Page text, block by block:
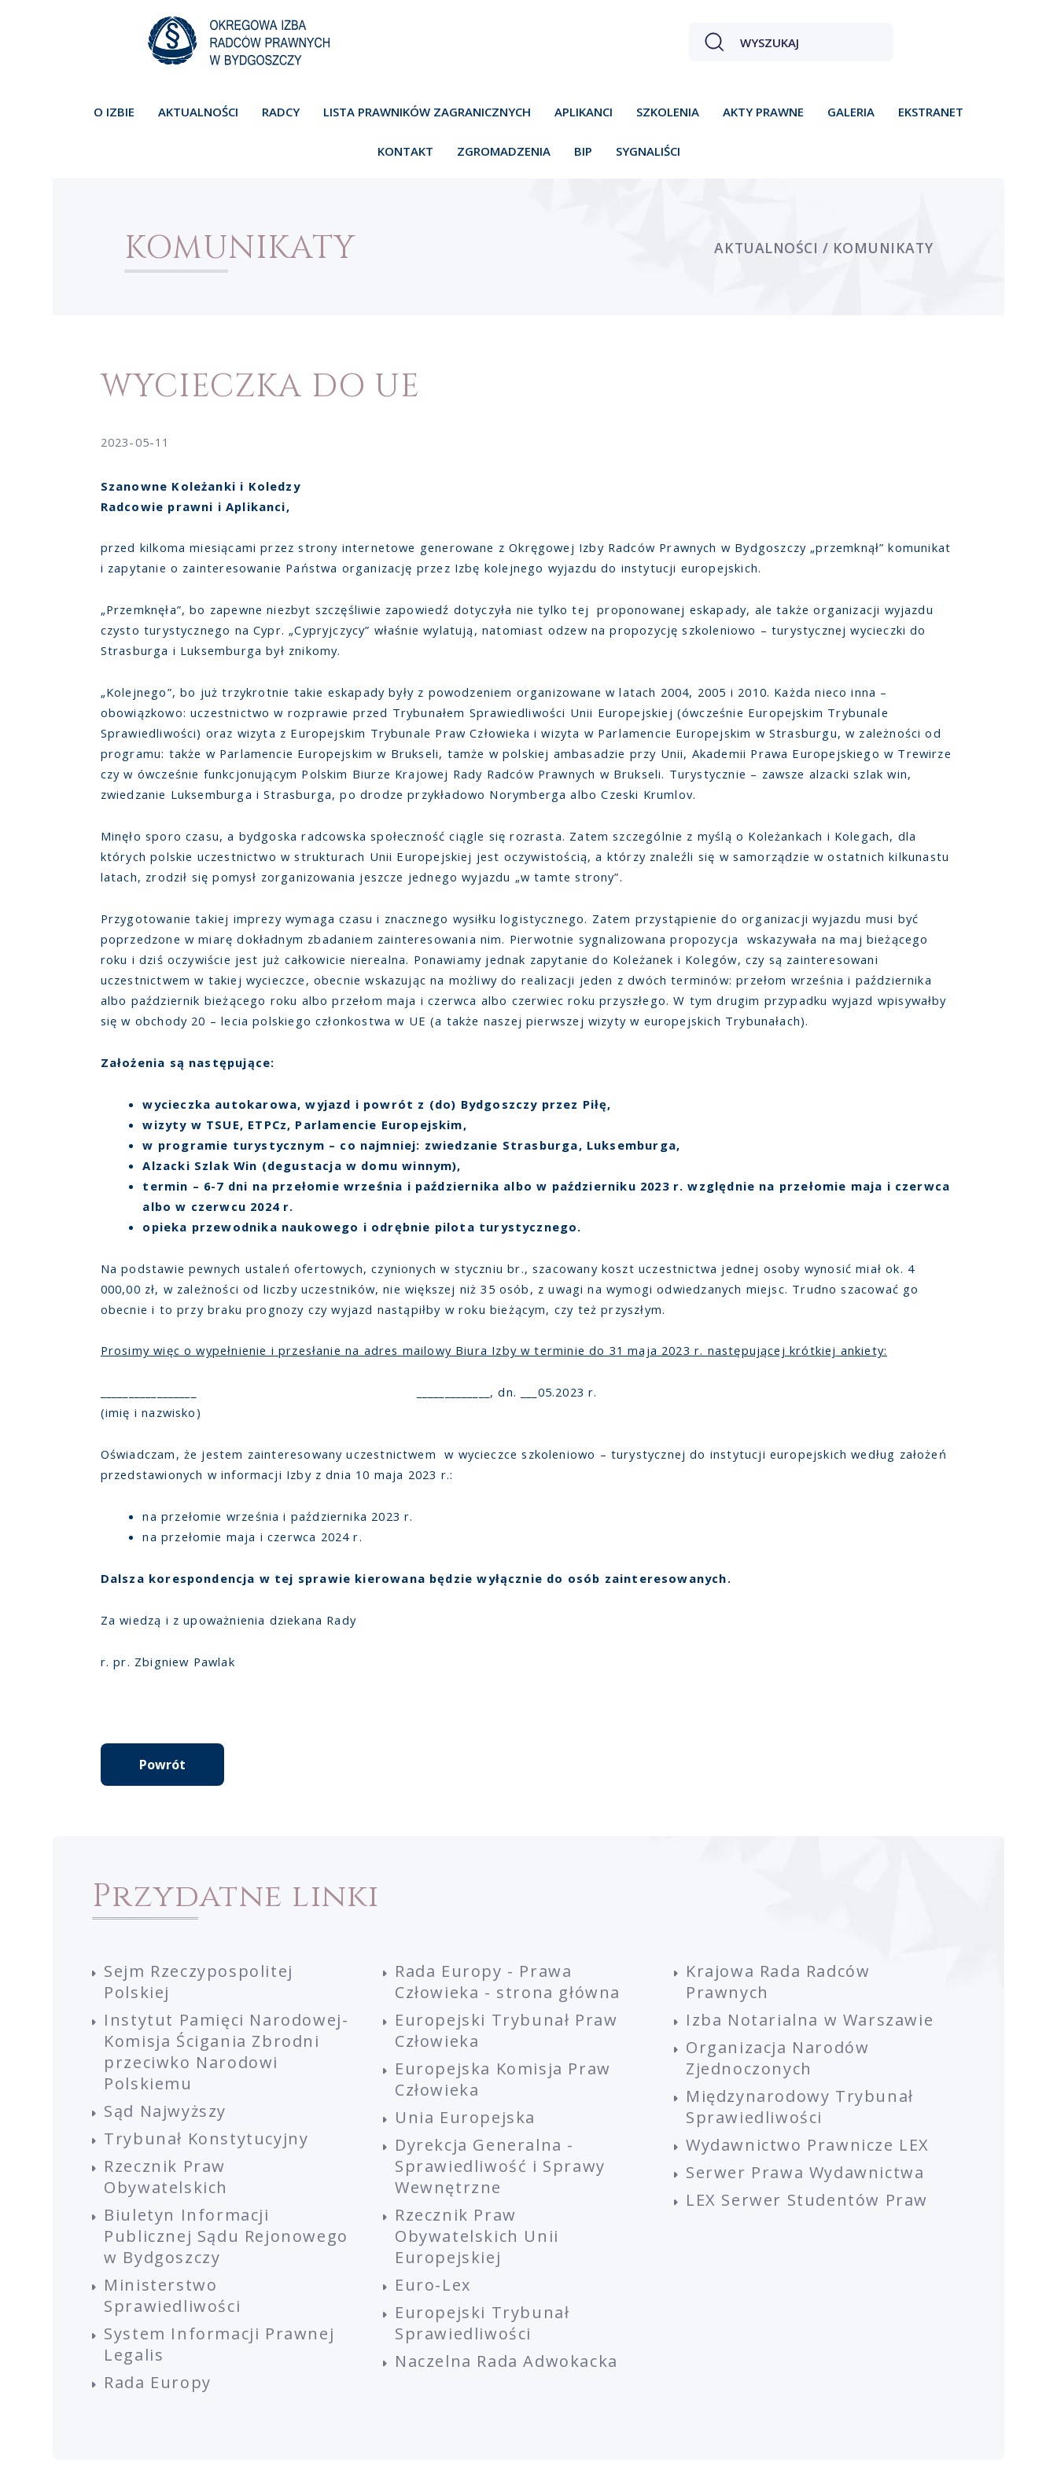
O IZBIE AKTUALNOŚCI RADCY LISTA PRAWNIKÓW ZAGRANICZNYCH APLIKANCI SZKOLENIA AKTY PRAWNE GALERIA EKSTRANET
KONTAKT ZGROMADZENIA BIP SYGNALIŚCI
KOMUNIKATY AKTUALNOŚCI / KOMUNIKATY
WYCIECZKA DO UE
2023-05-11
Szanowne Koleżanki i Koledzy
Radcowie prawni i Aplikanci,
przed kilkoma miesiącami przez strony internetowe generowane z Okręgowej Izby Radców Prawnych w Bydgoszczy „przemknął” komunikat
i zapytanie o zainteresowanie Państwa organizację przez Izbę kolejnego wyjazdu do instytucji europejskich.
„Przemknęła”, bo zapewne niezbyt szczęśliwie zapowiedź dotyczyła nie tylko tej proponowanej eskapady, ale także organizacji wyjazdu
czysto turystycznego na Cypr. „Cypryjczycy” właśnie wylatują, natomiast odzew na propozycję szkoleniowo – turystycznej wycieczki do
Strasburga i Luksemburga był znikomy.
„Kolejnego”, bo już trzykrotnie takie eskapady były z powodzeniem organizowane w latach 2004, 2005 i 2010. Każda nieco inna –
obowiązkowo: uczestnictwo w rozprawie przed Trybunałem Sprawiedliwości Unii Europejskiej (ówcześnie Europejskim Trybunale
Sprawiedliwości) oraz wizyta z Europejskim Trybunale Praw Człowieka i wizyta w Parlamencie Europejskim w Strasburgu, w zależności od
programu: także w Parlamencie Europejskim w Brukseli, tamże w polskiej ambasadzie przy Unii, Akademii Prawa Europejskiego w Trewirze
czy w ówcześnie funkcjonującym Polskim Biurze Krajowej Rady Radców Prawnych w Brukseli. Turystycznie – zawsze alzacki szlak win,
zwiedzanie Luksemburga i Strasburga, po drodze przykładowo Norymberga albo Czeski Krumlov.
Minęło sporo czasu, a bydgoska radcowska społeczność ciągle się rozrasta. Zatem szczególnie z myślą o Koleżankach i Kolegach, dla
których polskie uczestnictwo w strukturach Unii Europejskiej jest oczywistością, a którzy znaleźli się w samorządzie w ostatnich kilkunastu
latach, zrodził się pomysł zorganizowania jeszcze jednego wyjazdu „w tamte strony”.
Przygotowanie takiej imprezy wymaga czasu i znacznego wysiłku logistycznego. Zatem przystąpienie do organizacji wyjazdu musi być
poprzedzone w miarę dokładnym zbadaniem zainteresowania nim. Pierwotnie sygnalizowana propozycja wskazywała na maj bieżącego
roku i dziś oczywiście jest już całkowicie nierealna. Ponawiamy jednak zapytanie do Koleżanek i Kolegów, czy są zainteresowani
uczestnictwem w takiej wycieczce, obecnie wskazując na możliwy do realizacji jeden z dwóch terminów: przełom września i października
albo październik bieżącego roku albo przełom maja i czerwca albo czerwiec roku przyszłego. W tym drugim przypadku wyjazd wpisywałby
się w obchody 20 – lecia polskiego członkostwa w UE (a także naszej pierwszej wizyty w europejskich Trybunałach).
Założenia są następujące:
wycieczka autokarowa, wyjazd i powrót z (do) Bydgoszczy przez Piłę,
wizyty w TSUE, ETPCz, Parlamencie Europejskim,
w programie turystycznym – co najmniej: zwiedzanie Strasburga, Luksemburga,
Alzacki Szlak Win (degustacja w domu winnym),
termin – 6-7 dni na przełomie września i października albo w październiku 2023 r. względnie na przełomie maja i czerwca
albo w czerwcu 2024 r.
opieka przewodnika naukowego i odrębnie pilota turystycznego.
Na podstawie pewnych ustaleń ofertowych, czynionych w styczniu br., szacowany koszt uczestnictwa jednej osoby wynosić miał ok. 4
000,00 zł, w zależności od liczby uczestników, nie większej niż 35 osób, z uwagi na wymogi odwiedzanych miejsc. Trudno szacować go
obecnie i to przy braku prognozy czy wyjazd nastąpiłby w roku bieżącym, czy też przyszłym.
Prosimy więc o wypełnienie i przesłanie na adres mailowy Biura Izby w terminie do 31 maja 2023 r. następującej krótkiej ankiety:
_________________ _____________, dn. ___05.2023 r.
(imię i nazwisko)
Oświadczam, że jestem zainteresowany uczestnictwem w wycieczce szkoleniowo – turystycznej do instytucji europejskich według założeń
przedstawionych w informacji Izby z dnia 10 maja 2023 r.:
na przełomie września i października 2023 r.
na przełomie maja i czerwca 2024 r.
Dalsza korespondencja w tej sprawie kierowana będzie wyłącznie do osób zainteresowanych.
Za wiedzą i z upoważnienia dziekana Rady
r. pr. Zbigniew Pawlak
Powrót
Przydatne linki
Sejm Rzeczypospolitej
Polskiej
Instytut Pamięci Narodowej-
Komisja Ścigania Zbrodni
przeciwko Narodowi
Polskiemu
Sąd Najwyższy
Trybunał Konstytucyjny
Rzecznik Praw
Obywatelskich
Biuletyn Informacji
Publicznej Sądu Rejonowego
w Bydgoszczy
Ministerstwo
Sprawiedliwości
System Informacji Prawnej
Legalis
Rada Europy
Rada Europy - Prawa
Człowieka - strona główna
Europejski Trybunał Praw
Człowieka
Europejska Komisja Praw
Człowieka
Unia Europejska
Dyrekcja Generalna -
Sprawiedliwość i Sprawy
Wewnętrzne
Rzecznik Praw
Obywatelskich Unii
Europejskiej
Euro-Lex
Europejski Trybunał
Sprawiedliwości
Naczelna Rada Adwokacka
Krajowa Rada Radców
Prawnych
Izba Notarialna w Warszawie
Organizacja Narodów
Zjednoczonych
Międzynarodowy Trybunał
Sprawiedliwości
Wydawnictwo Prawnicze LEX
Serwer Prawa Wydawnictwa
LEX Serwer Studentów Praw